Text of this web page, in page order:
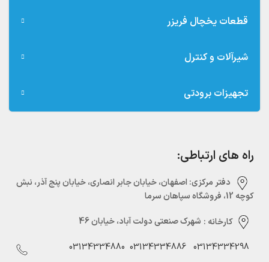
قطعات یخچال فریزر
شیرآلات و کنترل
تجهیزات برودتی
راه های ارتباطی:
دفتر مرکزی:‌ اصفهان، خیابان جابر انصاری، خیابان پنج آذر، نبش
کوچه 12، فروشگاه سپاهان سرما
کارخانه : شهرک صنعتی دولت آباد، خیابان 46
03134334298
03134334886
03134334880